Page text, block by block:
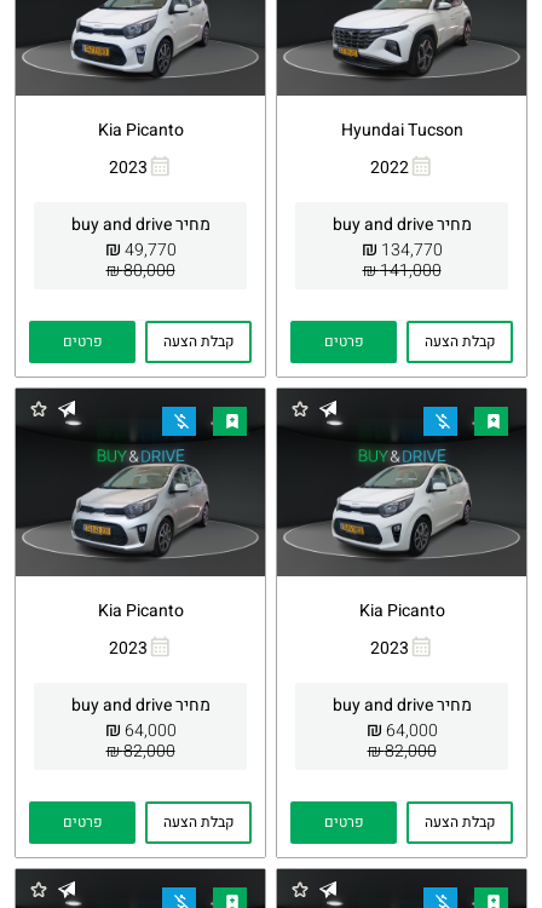
Hyundai Tucson
2022
מחיר buy and drive
134,770
₪
141,000 ₪
Whatsapp
קבלת הצעה פרטים
Kia Picanto
2023
מחיר buy and drive
49,770
₪
80,000 ₪
Whatsapp
קבלת הצעה פרטים
Kia Picanto
2023
מחיר buy and drive
64,000
₪
82,000 ₪
Whatsapp
קבלת הצעה פרטים
Kia Picanto
2023
מחיר buy and drive
64,000
₪
82,000 ₪
Whatsapp
קבלת הצעה פרטים